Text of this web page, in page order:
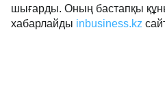
шығарды. Оның бастапқы
хабарлайды inbusiness.kz